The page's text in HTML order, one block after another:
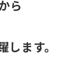
ら
ます。